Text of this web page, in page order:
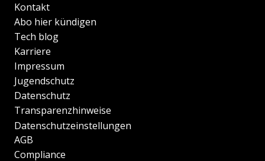
Kontakt
Abo hier kündigen
Tech blog
Karriere
Impressum
Jugendschutz
Datenschutz
Transparenzhinweise
Datenschutzeinstellungen
AGB
Compliance